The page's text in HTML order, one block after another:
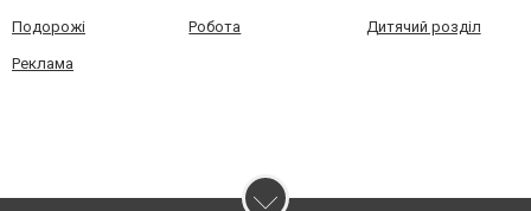
Подорожі Робота Дитячий розділ
Реклама